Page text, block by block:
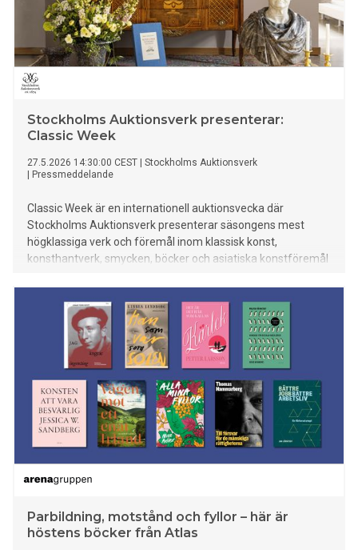
Stockholms Auktionsverk presenterar:
Classic Week
27.5.2026 14:30:00 CEST
Stockholms Auktionsverk
Pressmeddelande
Classic Week är en internationell auktionsvecka där
Stockholms Auktionsverk presenterar säsongens mest
högklassiga verk och föremål inom klassisk konst,
konsthantverk, smycken, böcker och asiatiska konstföremål
Jewellery Sale, The Rare Books, Maps & Manuscripts Sale
och The Asian Fine Art Sale. Här möts flera sekler av
kulturhistoria – från John Bauers sagovärldar och
gustavianska mästarmöbler till kungliga smycken, en dyrbar
Buddha från Mingdynastin och sällsynta brev av Albert
Einstein och Carl von Linné.
Parbildning, motstånd och fyllor – här är
höstens böcker från Atlas